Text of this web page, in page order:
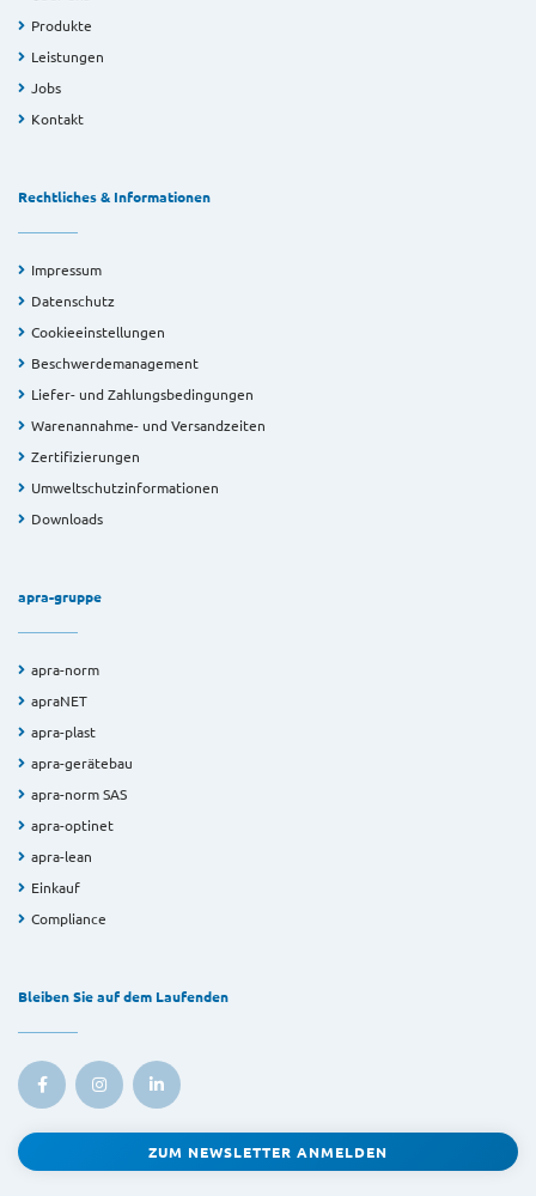
Produkte
Leistungen
Jobs
Kontakt
Rechtliches & Informationen
Impressum
Datenschutz
Cookieeinstellungen
Beschwerdemanagement
Liefer- und Zahlungsbedingungen
Warenannahme- und Versandzeiten
Zertifizierungen
Umweltschutzinformationen
Downloads
apra-gruppe
apra-norm
apraNET
apra-plast
apra-gerätebau
apra-norm SAS
apra-optinet
apra-lean
Einkauf
Compliance
Bleiben Sie auf dem Laufenden
ZUM NEWSLETTER ANMELDEN